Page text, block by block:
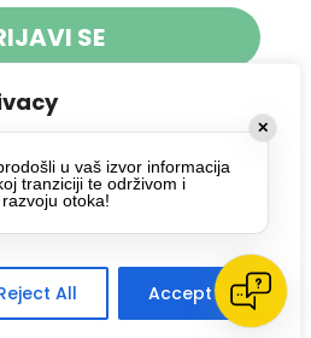
your browsing experience,
content, and analyze our
All", you consent to our use
All Accept All
SE
suglasnost za
Otoka te se
privatnosti.
MREŽE
✕
u vaš izvor informacija
tranziciji te održivom i
otoka!